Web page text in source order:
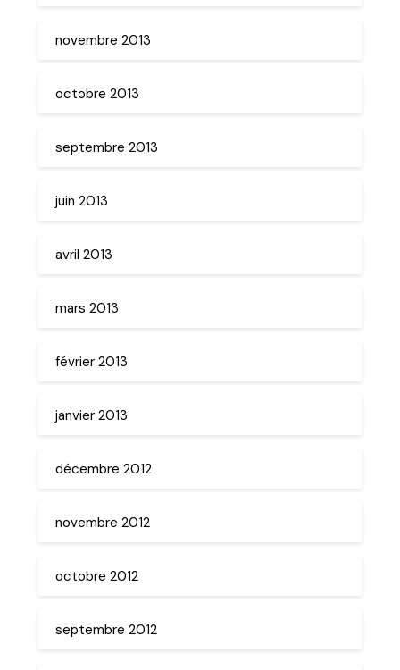
novembre 2013
octobre 2013
septembre 2013
juin 2013
avril 2013
mars 2013
février 2013
janvier 2013
décembre 2012
novembre 2012
octobre 2012
septembre 2012